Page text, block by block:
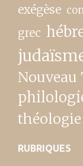
exégèse
grec
Nouveau
théologie
RUBRIQUES